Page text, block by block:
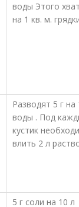
воды Этого
на 1 кв. м.
Разводят 5 г на
воды . Под
кустик
влить 2 л
5 г соли на 10 л